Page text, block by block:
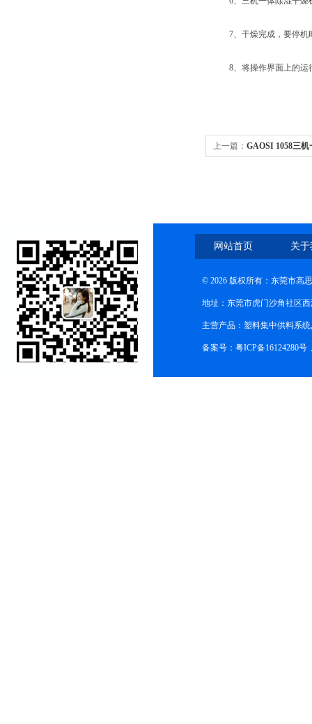
7、干燥完成，要停机
8、将操作界面上的运
上一篇： GAOSI 1058三
网站首页 关
© 2026 版权所有：东莞市高
地址：东莞市虎门沙角社区
主营产品：塑料集中供料系
备案号：粤ICP备16124280号